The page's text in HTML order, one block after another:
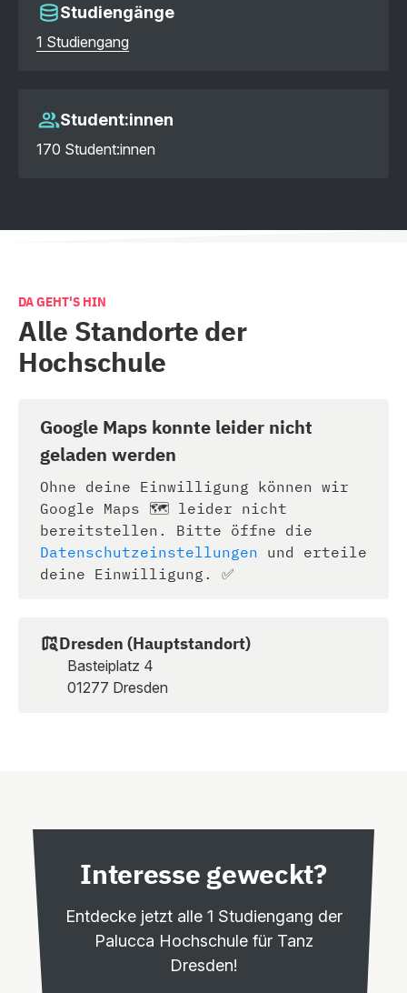
Studiengänge
1 Studiengang
Student:innen
170 Student:innen
DA GEHT'S HIN
Alle Standorte der
Hochschule
Google Maps konnte leider nicht
geladen werden
Ohne deine Einwilligung können wir
Google Maps 🗺️ leider nicht
bereitstellen. Bitte öffne die
Datenschutzeinstellungen und erteile
deine Einwilligung. ✅
Dresden (Hauptstandort)
Basteiplatz 4
01277 Dresden
Interesse geweckt?
Entdecke jetzt alle 1 Studiengang der
Palucca Hochschule für Tanz
Dresden!